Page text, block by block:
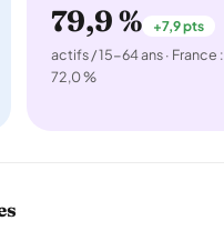
79,9 % +7,9 pts
actifs / 15-64 ans · France :
72,0 %